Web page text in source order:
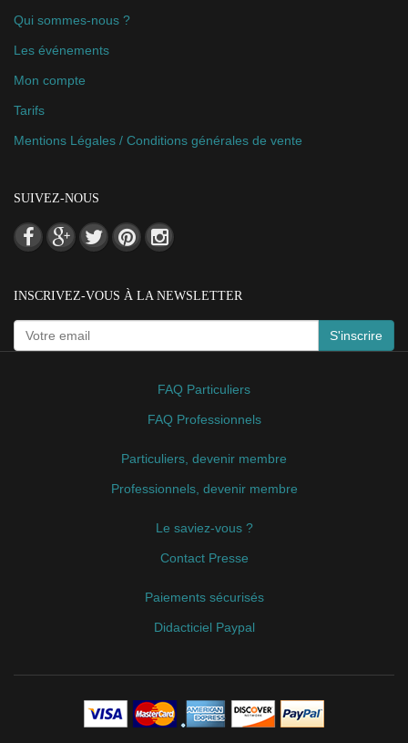
Qui sommes-nous ?
Les événements
Mon compte
Tarifs
Mentions Légales / Conditions générales de vente
SUIVEZ-NOUS
INSCRIVEZ-VOUS À LA NEWSLETTER
S'inscrire
FAQ Particuliers
FAQ Professionnels
Particuliers, devenir membre
Professionnels, devenir membre
Le saviez-vous ?
Contact Presse
Paiements sécurisés
Didacticiel Paypal